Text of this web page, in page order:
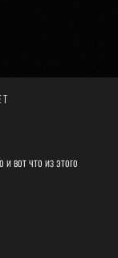
вот что из этого